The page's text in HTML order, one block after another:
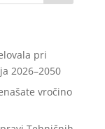
pri
2026–2050
vročino